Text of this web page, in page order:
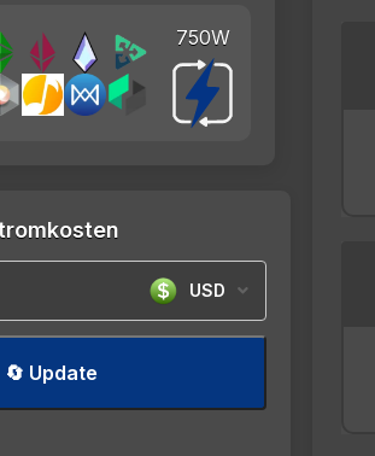
750W
USD
🔄 Update